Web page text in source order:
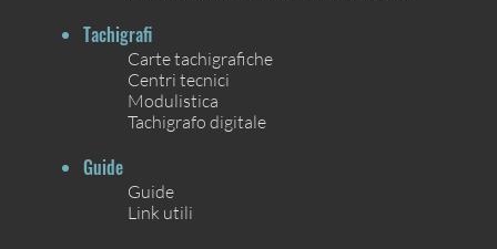
Tachigrafi
Carte tachigrafiche
Centri tecnici
Modulistica
Tachigrafo digitale
Guide
Guide
Link utili